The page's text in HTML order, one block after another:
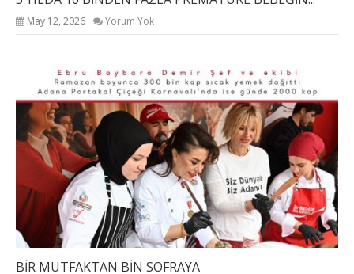
May 12, 2026 Yorum Yok
BİR MUTFAKTAN BİN SOFRAYA